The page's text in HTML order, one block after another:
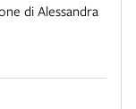
di Alessandra